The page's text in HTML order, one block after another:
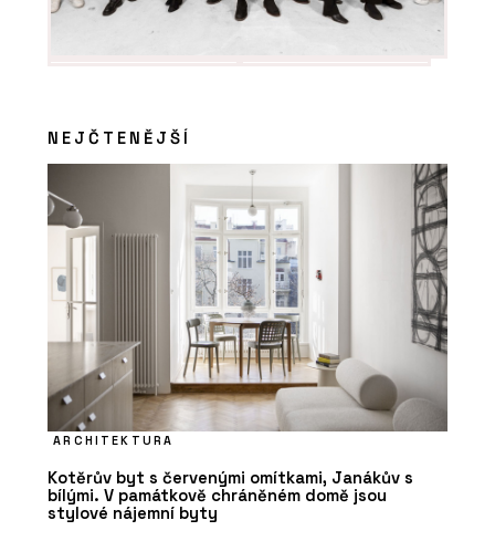
NEJČTENĚJŠÍ
ARCHITEKTURA
Kotěrův byt s červenými omítkami, Janákův s
bílými. V památkově chráněném domě jsou
stylové nájemní byty